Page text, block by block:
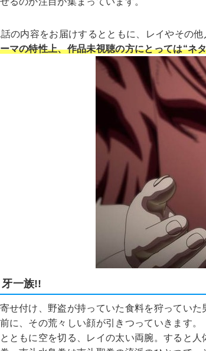
の内容をお届けするとともに、レイやその
マの特性上、作品未視聴の方にとっては“ネ
一族!!
せ付け、野盗が持っていた食料を狩ってい
に、その荒々しい顔が引きつっていきます。
ともに空を切る、レイの太い両腕。すると